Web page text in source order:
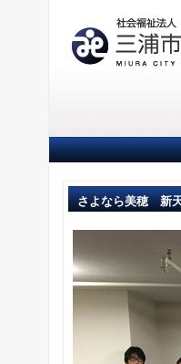
さよなら美穂 新